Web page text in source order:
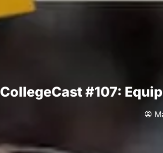
CollegeCast #107: